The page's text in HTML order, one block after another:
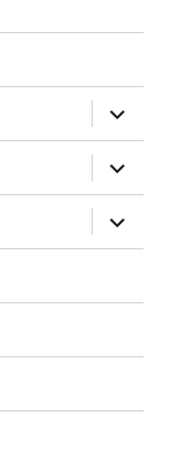
위
메
확
장
위
메
확
장
위
메
장